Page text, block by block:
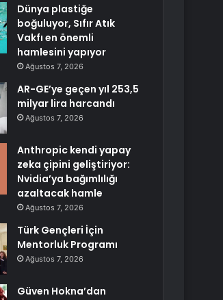
Dünya plastiğe
boğuluyor, Sıfır Atık
Vakfı en önemli
hamlesini yapıyor
Ağustos 7, 2026
AR-GE’ye geçen yıl 253,5
milyar lira harcandı
Ağustos 7, 2026
Anthropic kendi yapay
zeka çipini geliştiriyor:
Nvidia’ya bağımlılığı
azaltacak hamle
Ağustos 7, 2026
Türk Gençleri İçin
Mentorluk Programı
Ağustos 7, 2026
Güven Hokna’dan